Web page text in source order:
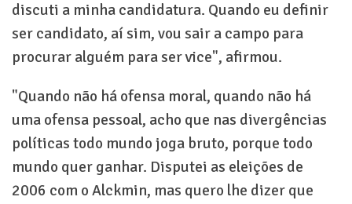
discuti a minha candidatura. Quando eu definir
ser candidato, aí sim, vou sair a campo para
procurar alguém para ser vice", afirmou.
"Quando não há ofensa moral, quando não há
uma ofensa pessoal, acho que nas divergências
políticas todo mundo joga bruto, porque todo
mundo quer ganhar. Disputei as eleições de
2006 com o Alckmin, mas quero lhe dizer que